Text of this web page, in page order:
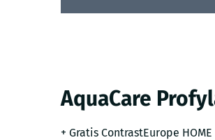
AquaCare
+ Gratis ContrastEurope